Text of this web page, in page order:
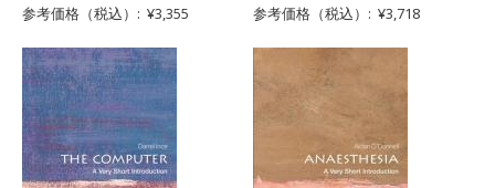
参考価格（税込）: ¥3,355
参考価格（税込）: ¥3,718